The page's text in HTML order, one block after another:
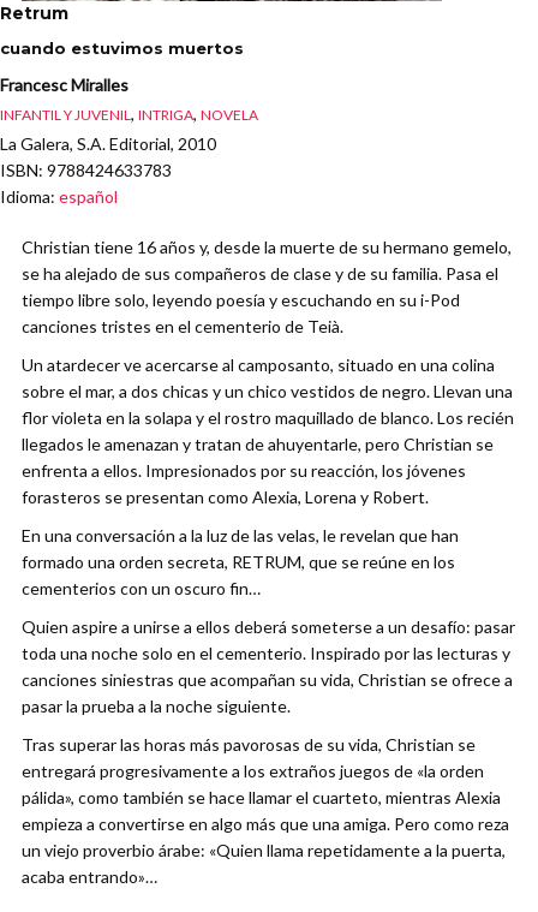
Retrum
cuando estuvimos muertos
Francesc Miralles
INFANTIL Y JUVENIL, INTRIGA, NOVELA
La Galera, S.A. Editorial, 2010
ISBN: 9788424633783
Idioma: español
Christian tiene 16 años y, desde la muerte de su hermano gemelo,
se ha alejado de sus compañeros de clase y de su familia. Pasa el
tiempo libre solo, leyendo poesía y escuchando en su i-Pod
canciones tristes en el cementerio de Teià.
Un atardecer ve acercarse al camposanto, situado en una colina
sobre el mar, a dos chicas y un chico vestidos de negro. Llevan una
flor violeta en la solapa y el rostro maquillado de blanco. Los recién
llegados le amenazan y tratan de ahuyentarle, pero Christian se
enfrenta a ellos. Impresionados por su reacción, los jóvenes
forasteros se presentan como Alexia, Lorena y Robert.
En una conversación a la luz de las velas, le revelan que han
formado una orden secreta, RETRUM, que se reúne en los
cementerios con un oscuro fin…
Quien aspire a unirse a ellos deberá someterse a un desafío: pasar
toda una noche solo en el cementerio. Inspirado por las lecturas y
canciones siniestras que acompañan su vida, Christian se ofrece a
pasar la prueba a la noche siguiente.
Tras superar las horas más pavorosas de su vida, Christian se
entregará progresivamente a los extraños juegos de «la orden
pálida», como también se hace llamar el cuarteto, mientras Alexia
empieza a convertirse en algo más que una amiga. Pero como reza
un viejo proverbio árabe: «Quien llama repetidamente a la puerta,
acaba entrando»…